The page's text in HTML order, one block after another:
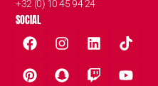
+32 (0) 10 45 94 24
SOCIAL